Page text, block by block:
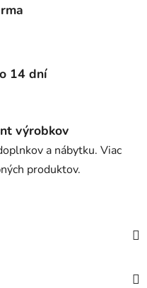
14 dní
výrobkov
a nábytku. Viac
produktov.